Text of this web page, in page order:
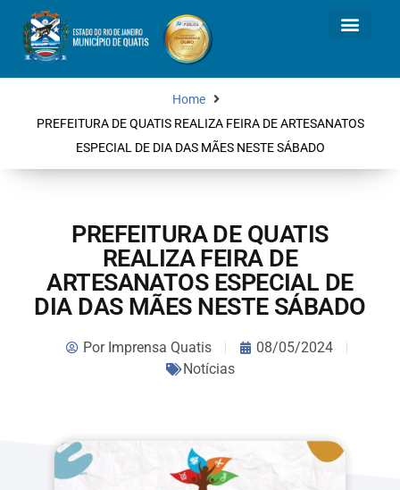
Home
PREFEITURA DE QUATIS REALIZA FEIRA DE ARTESANATOS
ESPECIAL DE DIA DAS MÃES NESTE SÁBADO
PREFEITURA DE QUATIS
REALIZA FEIRA DE
ARTESANATOS ESPECIAL DE
DIA DAS MÃES NESTE SÁBADO
PorImprensa Quatis
08/05/2024
Notícias